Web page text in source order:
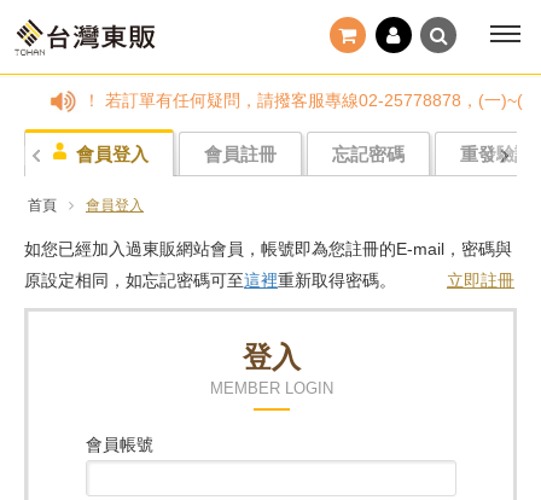
小心詐騙！ 若訂單有任何疑問，請撥客服專線02-25778878，(一)~(
會員登入 會員註冊 忘記密碼 重發驗證
首頁 會員登入
如您已經加入過東販網站會員，帳號即為您註冊的E-mail，密碼與
原設定相同，如忘記密碼可至這裡重新取得密碼。 立即註冊
登入
MEMBER LOGIN
會員帳號